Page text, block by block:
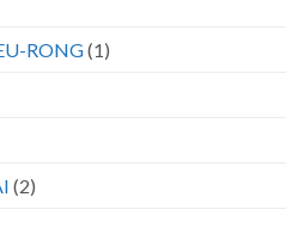
RONG(1)
(2)